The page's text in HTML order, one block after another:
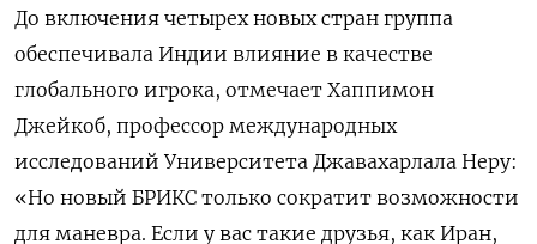
До включения четырех новых стран группа
обеспечивала Индии влияние в качестве
глобального игрока, отмечает Хаппимон
Джейкоб, профессор международных
исследований Университета Джавахарлала Неру:
«Но новый БРИКС только сократит возможности
для маневра. Если у вас такие друзья, как Иран,